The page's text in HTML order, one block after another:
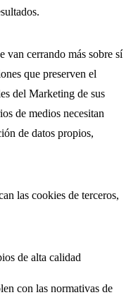
van cerrando más sobre sí
que preserven el
del Marketing de sus
de medios necesitan
de datos propios,
las cookies de terceros,
de alta calidad
con las normativas de